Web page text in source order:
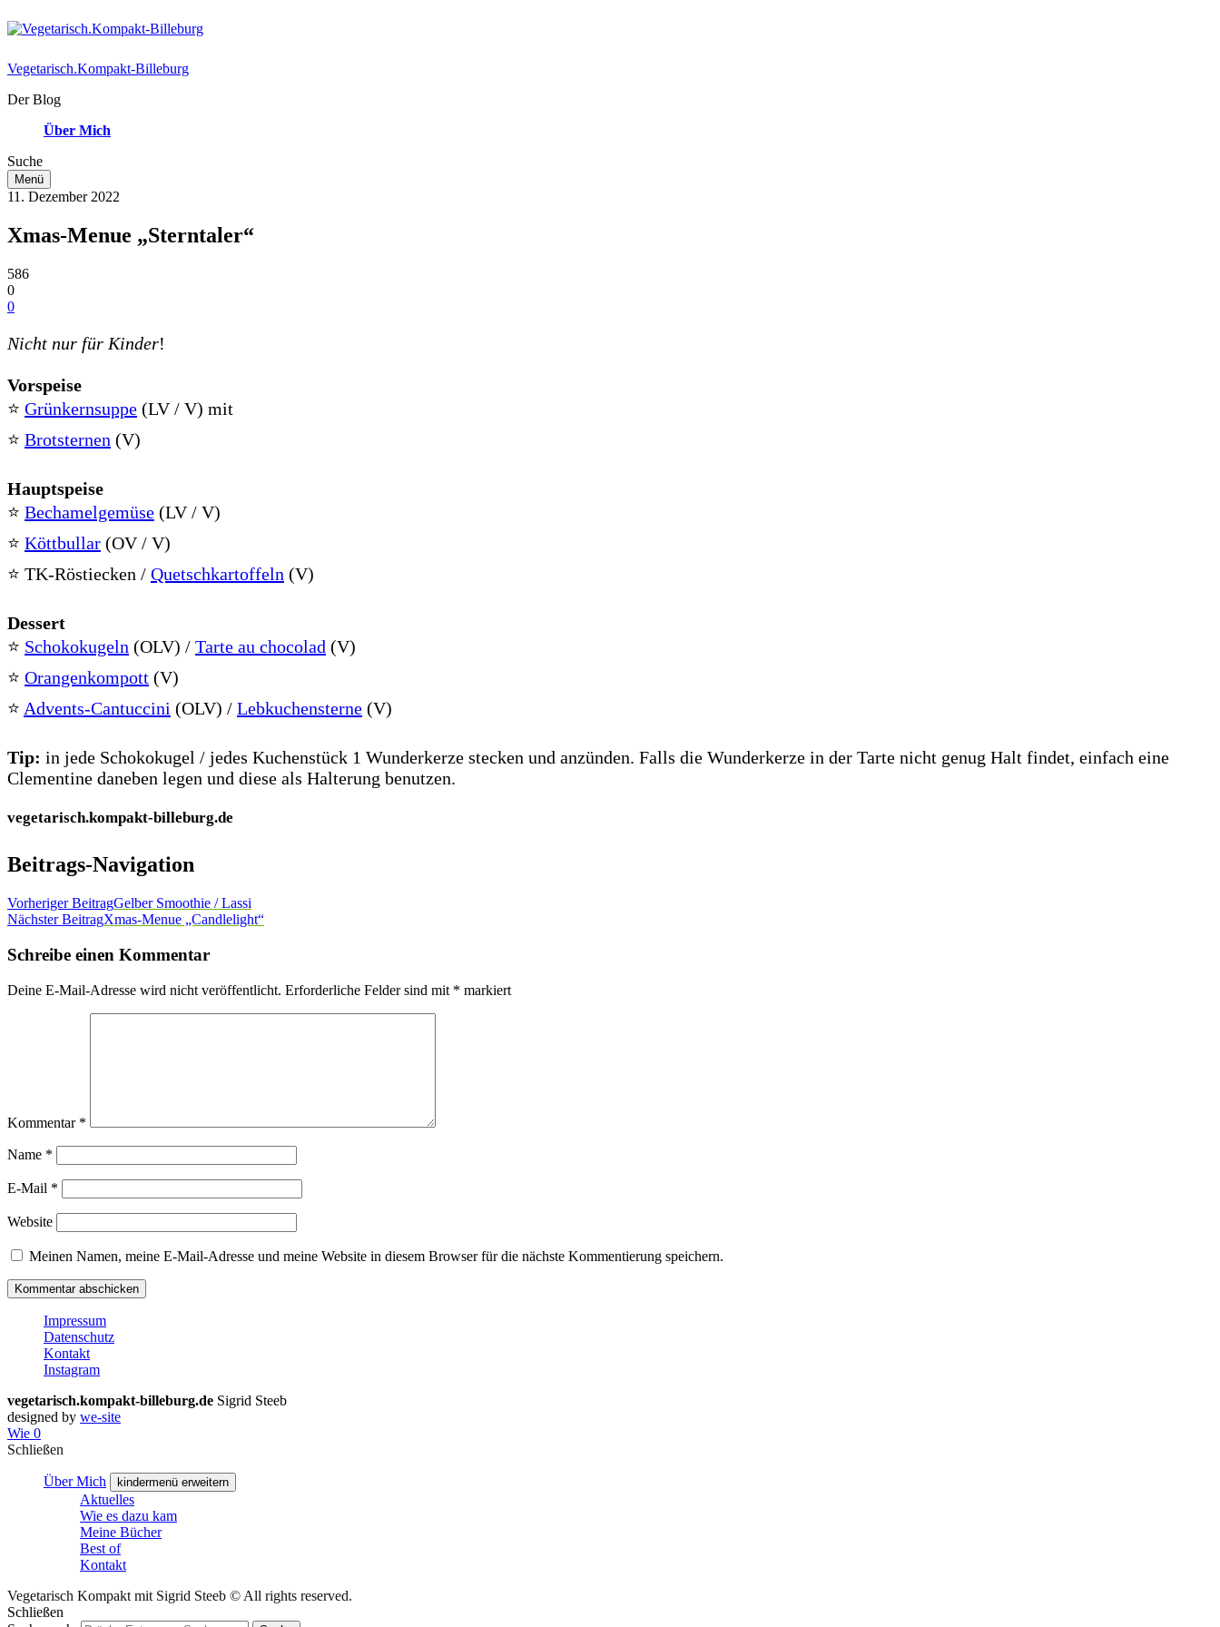
Vegetarisch.Kompakt-Billeburg
Der Blog
Über Mich
Suche
Menü
11. Dezember 2022
Xmas-Menue „Sterntaler“
586
0
0
Nicht nur für Kinder!
Vorspeise
⭐ Grünkernsuppe (LV / V) mit
⭐ Brotsternen (V)
Hauptspeise
⭐ Bechamelgemüse (LV / V)
⭐ Köttbullar (OV / V)
⭐ TK-Röstiecken / Quetschkartoffeln (V)
Dessert
⭐ Schokokugeln (OLV) / Tarte au chocolad (V)
⭐ Orangenkompott (V)
⭐ Advents-Cantuccini (OLV) / Lebkuchensterne (V)
Tip: in jede Schokokugel / jedes Kuchenstück 1 Wunderkerze stecken und anzünden. Falls die Wunderkerze in der Tarte nicht genug Halt findet, einfach eine
Clementine daneben legen und diese als Halterung benutzen.
vegetarisch.kompakt-billeburg.de
Beitrags-Navigation
Vorheriger BeitragGelber Smoothie / Lassi
Nächster BeitragXmas-Menue „Candlelight“
Schreibe einen Kommentar
Deine E-Mail-Adresse wird nicht veröffentlicht. Erforderliche Felder sind mit * markiert
Kommentar *
Name *
E-Mail *
Website
Meinen Namen, meine E-Mail-Adresse und meine Website in diesem Browser für die nächste Kommentierung speichern.
Impressum
Datenschutz
Kontakt
Instagram
vegetarisch.kompakt-billeburg.de Sigrid Steeb
designed by we-site
Wie 0
Schließen
Über Mich kindermenü erweitern
Aktuelles
Wie es dazu kam
Meine Bücher
Best of
Kontakt
Vegetarisch Kompakt mit Sigrid Steeb © All rights reserved.
Schließen